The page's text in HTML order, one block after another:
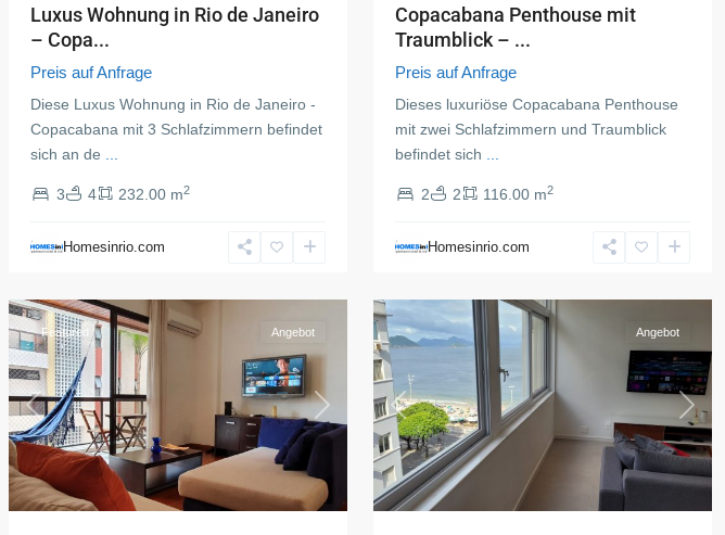
Luxus Wohnung in Rio de Janeiro
– Copa...
Preis auf Anfrage
Diese Luxus Wohnung in Rio de Janeiro -
Copacabana mit 3 Schlafzimmern befindet
sich an de
3 4 232.00 m2
Homesinrio.com
Copacabana Penthouse mit
Traumblick – ...
Preis auf Anfrage
Dieses luxuriöse Copacabana Penthouse
mit zwei Schlafzimmern und Traumblick
befindet sich
2 2 116.00 m2
Homesinrio.com
Botafogo,
de
Previous Next
Featured Angebot
Copacabana ,
de
Previous Next
Angebot